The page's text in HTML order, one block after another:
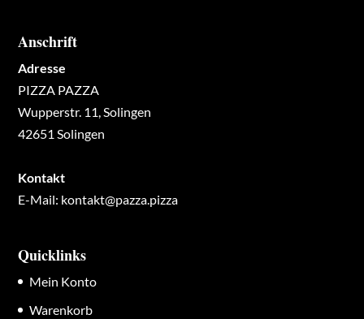
Anschrift
Adresse
PIZZA PAZZA
Wupperstr. 11, Solingen
42651 Solingen
Kontakt
E-Mail: kontakt@pazza.pizza
Quicklinks
Mein Konto
Warenkorb